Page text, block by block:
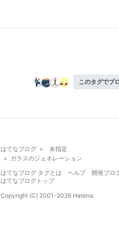
このタグでブ
はてなブログ >
未指定
> ガラスのジェネレーション
はてなブログ タグとは
ヘルプ
開発ブロ
はてなブログトップ
Copyright (C) 2001-2026 Hatena.